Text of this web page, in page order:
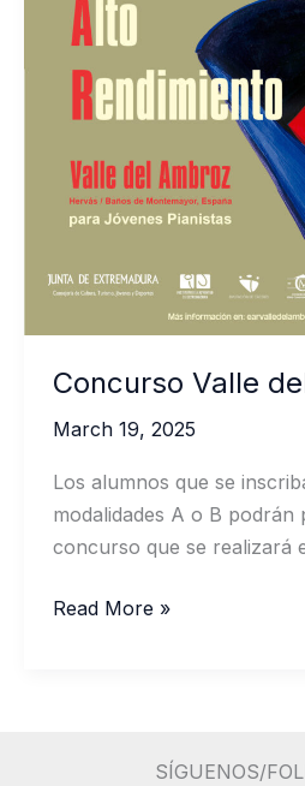
Concurso Valle
March 19, 2025
Los alumnos que se
modalidades A o B podrán
concurso que se realizará
Concurso
Read More »
SÍGUENOS/